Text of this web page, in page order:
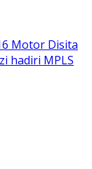
Motor Disita
hadiri MPLS